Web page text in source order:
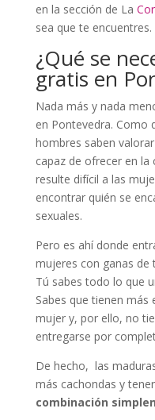
en la sección de La
sea que te encuentres.
¿Qué se
gratis en
Nada más y nada
en Pontevedra. Como
hombres saben
capaz de ofrecer en la
resulte difícil a las
encontrar quién se
sexuales.
Pero es ahí donde
mujeres con ganas de
Tú sabes todo lo que
Sabes que tienen más
mujer y, por ello, no
entregarse por
De hecho, las
más cachondas y
combinación